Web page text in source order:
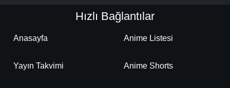
Hızlı Bağlantılar
Anasayfa Anime Listesi
Yayın Takvimi Anime Shorts